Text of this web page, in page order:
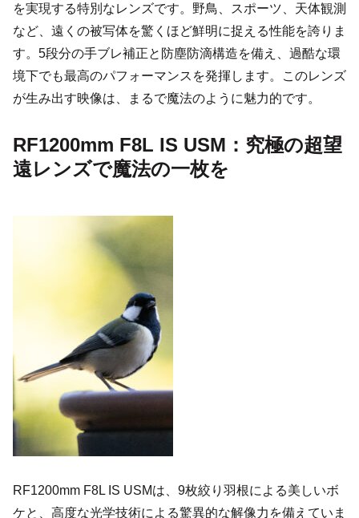
を実現する特別なレンズです。野鳥、スポーツ、天体観測
など、遠くの被写体を驚くほど鮮明に捉える性能を誇りま
す。5段分の手ブレ補正と防塵防滴構造を備え、過酷な環
境下でも最高のパフォーマンスを発揮します。このレンズ
が生み出す映像は、まるで魔法のように魅力的です。
RF1200mm F8L IS USM：究極の超望
遠レンズで魔法の一枚を
RF1200mm F8L IS USMは、9枚絞り羽根による美しいボ
ケと、高度な光学技術による驚異的な解像力を備えていま